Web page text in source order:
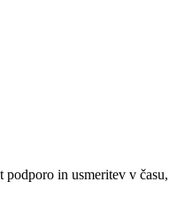
in usmeritev v času,